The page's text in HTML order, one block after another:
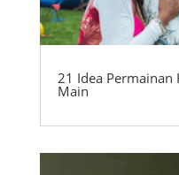
21 Idea Permainan
Main